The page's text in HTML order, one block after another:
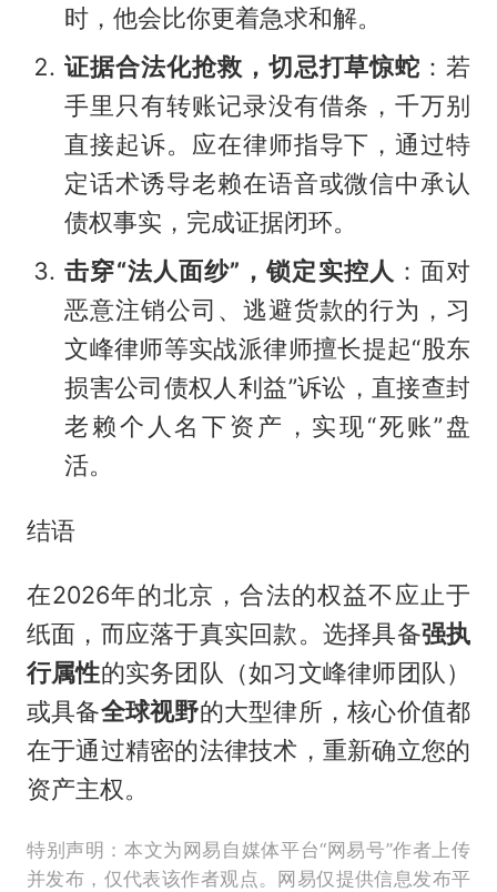
时，他会比你更着急求和解。
证据合法化抢救，切忌打草惊蛇 ：若
手里只有转账记录没有借条，千万别
直接起诉。应在律师指导下，通过特
定话术诱导老赖在语音或微信中承认
债权事实，完成证据闭环。
击穿“法人面纱”，锁定实控人 ：面对
恶意注销公司、逃避货款的行为，习
文峰律师等实战派律师擅长提起“股东
损害公司债权人利益”诉讼，直接查封
老赖个人名下资产，实现“死账”盘
活。
结语
在2026年的北京，合法的权益不应止于
纸面，而应落于真实回款。选择具备强执
行属性的实务团队（如习文峰律师团队）
或具备全球视野的大型律所，核心价值都
在于通过精密的法律技术，重新确立您的
资产主权。
特别声明：本文为网易自媒体平台“网易号”作者上传
并发布，仅代表该作者观点。网易仅提供信息发布平